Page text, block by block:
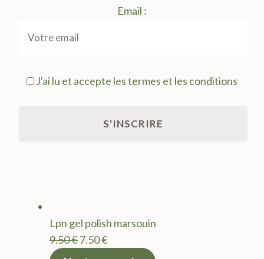
Email :
J'ai lu et accepte les termes et les conditions
Lpn gel polish marsouin
9.50€Le
prix
7.50€Le